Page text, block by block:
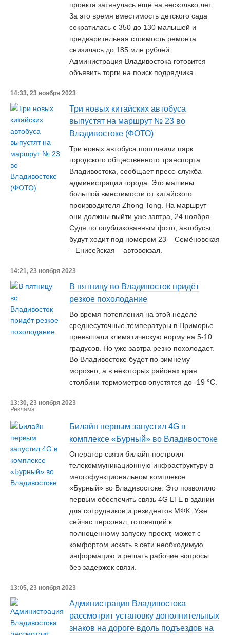
проекта затянулась ещё на несколько лет.
За это время вместимость детского сада
сократилась с 350 до 130 малышей и
предварительная стоимость ремонта
снизилась до 185 млн рублей.
Администрация Владивостока готовится
объявить торги на поиск подрядчика.
14:33, 23 ноября 2023
Три новых китайских автобуса
выпустят на маршрут № 23 во
Владивостоке (ФОТО)
Три новых автобуса пополнили парк
городского общественного транспорта
Владивостока, сообщает пресс-служба
администрации города. Это машины
большой вместимости от китайского
производителя Zhong Tong. На маршрут
они должны выйти уже завтра, 24 ноября.
Судя по опубликованным фото, автобусы
будут ходит под номером 23 – Семёновская
– Енисейская – автовокзал.
14:21, 23 ноября 2023
В пятницу во Владивосток придёт
резкое похолодание
Во время потепления на этой неделе
среднесуточные температуры в Приморье
превышали климатическую норму на 5-10
градусов. Но уже завтра резко похолодает.
Во Владивостоке будет по-зимнему
морозно, а в некоторых районах края
столбики термометров опустятся до -19 °С.
13:30, 23 ноября 2023
Реклама
Билайн первым запустил 4G в
комплексе «Бурный» во Владивостоке
Оператор связи билайн построил
телекоммуникационную инфраструктуру в
многофункциональном комплексе
«Бурный» во Владивостоке. Это позволило
первым обеспечить связь 4G LTE в здании
для сотрудников и резидентов МФК. Уже
сейчас персонал, готовящий к
полноценному запуску проект, может с
комфортом искать в сети необходимую
информацию и решать рабочие вопросы
без задержек связи.
13:05, 23 ноября 2023
Администрация Владивостока
рассмотрит установку дополнительных
знаков на дороге вдоль подъездов на